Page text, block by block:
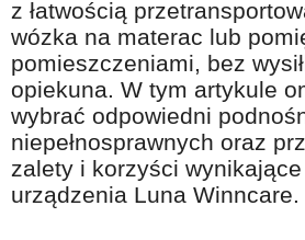
Warto naśladować
Coś dla ducha
Smacznie i zdrowo
O finansach i społeczeństwie -
Ciekawe książki
Stop samotności
z łatwością
wózka na materac lub
pomieszczeniami, bez
opiekuna. W tym artykule
wybrać odpowiedni
niepełnosprawnych oraz
zalety i korzyści
urządzenia Luna Winncare.